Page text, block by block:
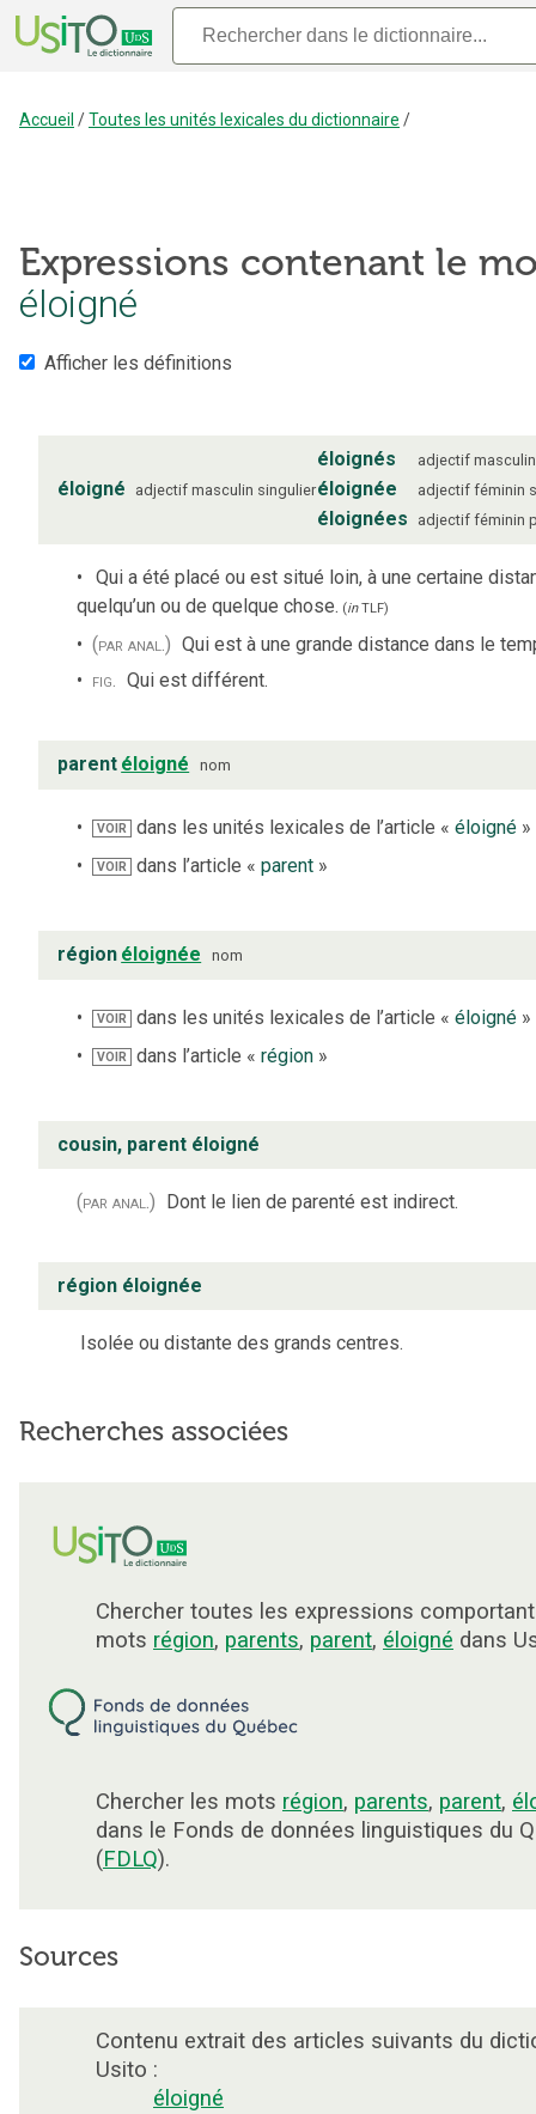
Accueil /Toutes les unités lexicales du dictionnaire /
Expressions contenant le
éloigné
Afficher les définitions
éloigné adjectif masculin singulier
éloignés adjectif masculin
éloignée adjectif féminin
éloignées adjectif féminin
Qui a été placé ou est situé loin, à une certaine
quelqu’un ou de quelque chose. (inTLF)
(par anal.) Qui est à une grande distance dans le
fig. Qui est différent.
parent éloigné nom
VOIR dans les unités lexicales de l’article «éloigné »
VOIR dans l’article «parent »
région éloignée nom
VOIR dans les unités lexicales de l’article «éloigné »
VOIR dans l’article «région »
cousin, parent éloigné
(par anal.) Dont le lien de parenté est indirect.
région éloignée
Isolée ou distante des grands centres.
Recherches associées
Chercher toutes les expressions
mots région, parents, parent, éloigné dans
Chercher les mots région, parents, parent,
dans le Fonds de données linguistiques du
(FDLQ).
Sources
Contenu extrait des articles suivants du
Usito :
éloigné